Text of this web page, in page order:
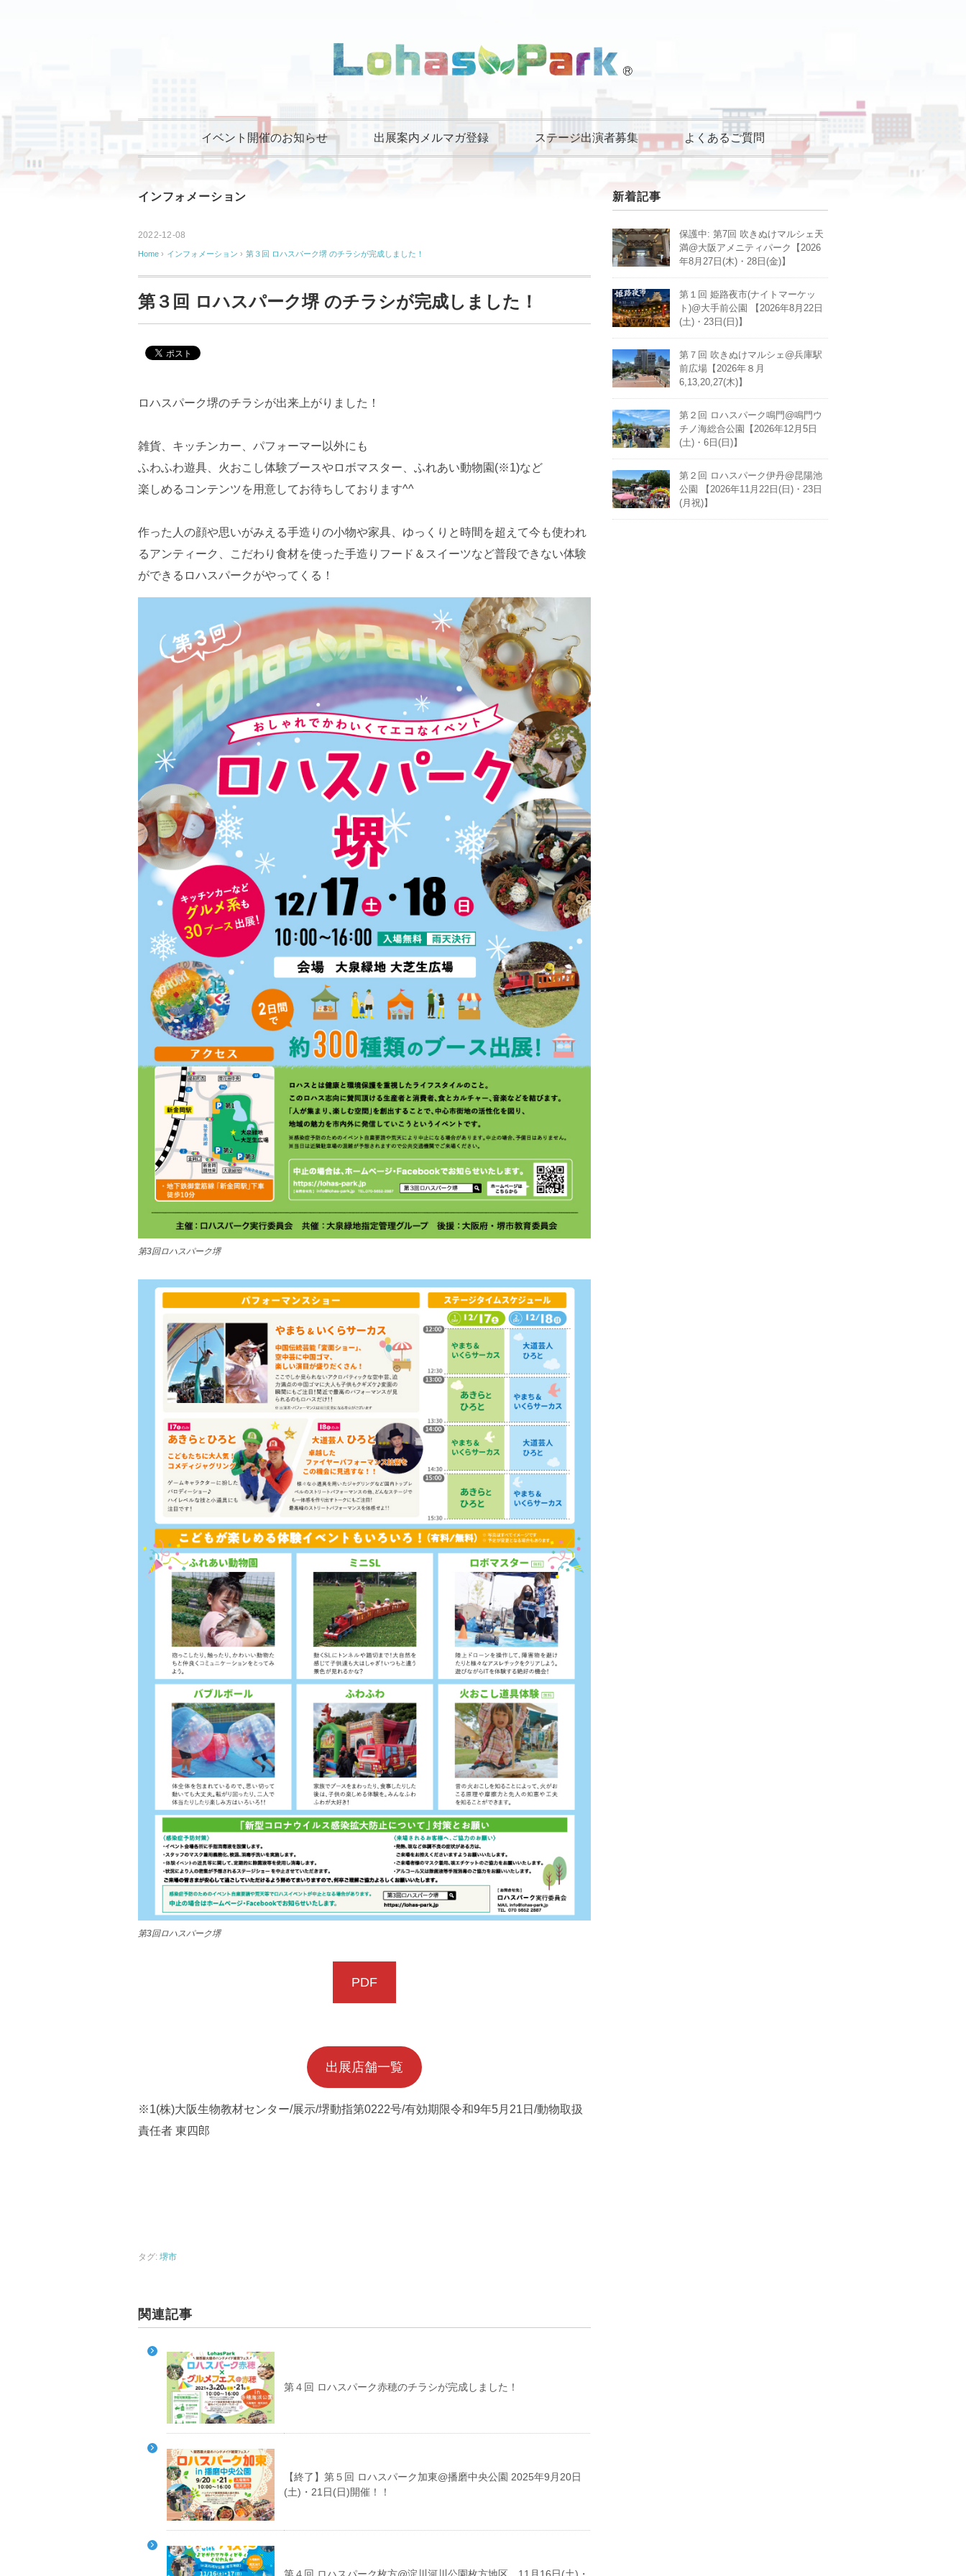
イベント開催のお知らせ 出展案内メルマガ登録 ステージ出演者募集 よくあるご質問
インフォメーション
2022-12-08
Home › インフォメーション › 第３回 ロハスパーク堺 のチラシが完成しました！
第３回 ロハスパーク堺 のチラシが完成しました！
ロハスパーク堺のチラシが出来上がりました！
雑貨、キッチンカー、パフォーマー以外にも
ふわふわ遊具、火おこし体験ブースやロボマスター、ふれあい動物園(※1)など
楽しめるコンテンツを用意してお待ちしております^^
作った人の顔や思いがみえる手造りの小物や家具、ゆっくりと時間を超えて今も使われ
るアンティーク、こだわり食材を使った手造りフード＆スイーツなど普段できない体験
ができるロハスパークがやってくる！
第3回ロハスパーク堺
第3回ロハスパーク堺
PDF
出展店舗一覧
※1(株)大阪生物教材センター/展示/堺動指第0222号/有効期限令和9年5月21日/動物取扱
責任者 東四郎
タグ: 堺市
関連記事
第４回 ロハスパーク赤穂のチラシが完成しました！
【終了】第５回 ロハスパーク加東@播磨中央公園 2025年9月20日
(土)・21日(日)開催！！
新着記事
保護中: 第7回 吹きぬけマルシェ天
満@大阪アメニティパーク【2026
年8月27日(木)・28日(金)】
第１回 姫路夜市(ナイトマーケッ
ト)@大手前公園 【2026年8月22日
(土)・23日(日)】
第７回 吹きぬけマルシェ@兵庫駅
前広場【2026年８月
6,13,20,27(木)】
第２回 ロハスパーク鳴門@鳴門ウ
チノ海総合公園【2026年12月5日
(土)・6日(日)】
第２回 ロハスパーク伊丹@昆陽池
公園 【2026年11月22日(日)・23日
(月祝)】